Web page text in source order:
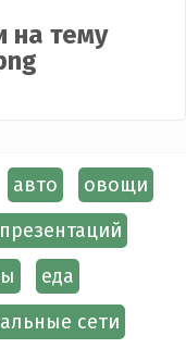
на тему
авто
овощи
еда
сети